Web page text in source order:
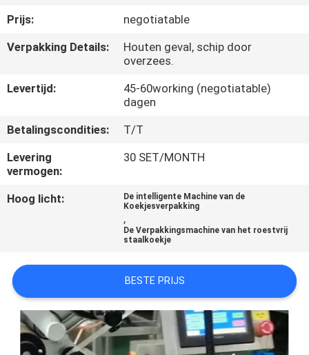
KWALITEITSCONTROLE
CONTACT
ONS
OP
NIEUWS
VRAAG
EEN
OFFERTE
Prijs:
negotiatable
Verpakking Details:
Houten geval, schip door
overzees.
Levertijd:
45-60working (negotiatable)
dagen
Betalingscondities:
T/T
Levering
vermogen:
30 SET/MONTH
Hoog licht:
De intelligente Machine van de
Koekjesverpakking
,
De Verpakkingsmachine van het roestvrij
staalkoekje
BESTE PRIJS